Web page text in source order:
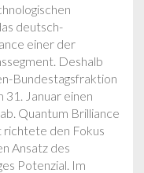
deutsch-
einer der
Deshalb
Bundestagsfraktion
Januar einen
Quantum Brilliance
den Fokus
Ansatz des
Potenzial. Im